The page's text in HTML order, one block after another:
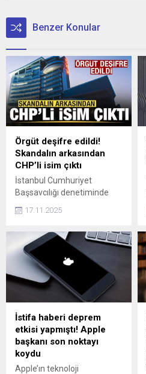
Benzer Konular
Örgüt deşifre edildi!
Skandalın arkasından
CHP’li isim çıktı
İstanbul Cumhuriyet
Başsavcılığı denetiminde
göçmen kaçakçılığı
Örgüt içerisinde yer alan
şüphelilerden Suat
Durmaz'ın belediyede
müdür olduğu ortaya çıktı.
17.11.2025
İstifa haberi deprem
etkisi yapmıştı! Apple
başkanı son noktayı
koydu
Apple’ın teknoloji